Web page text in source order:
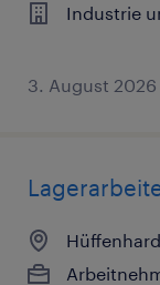
Industrie
3. August 2026